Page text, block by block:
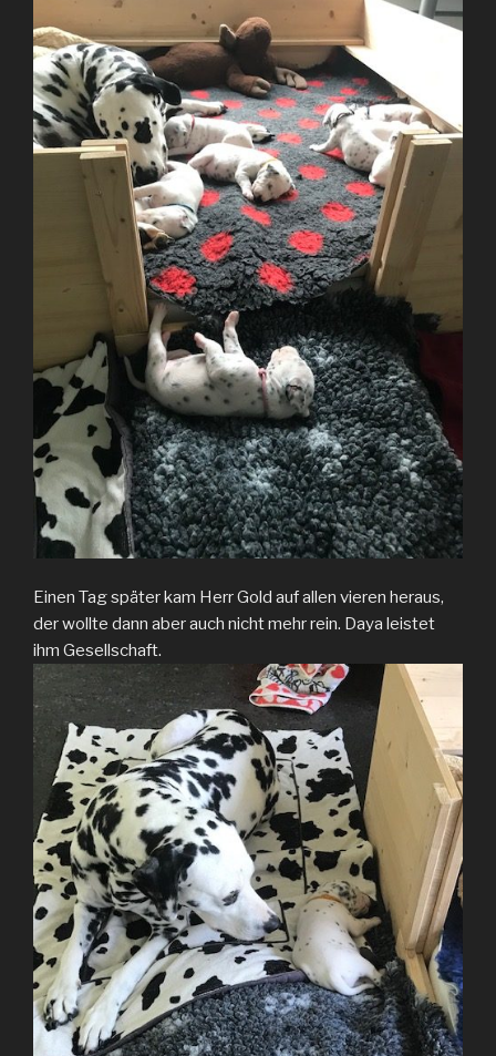
Einen Tag später kam Herr Gold auf allen vieren heraus,
der wollte dann aber auch nicht mehr rein. Daya leistet
ihm Gesellschaft.